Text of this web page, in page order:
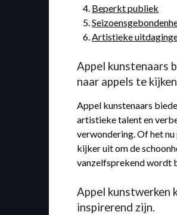
Beperkt publiek
Artistieke
Appel kunstenaars
naar appels te
Appel kunstenaars
artistieke talent en
verwondering. Of het
kijker uit om de
vanzelfsprekend wordt
Appel kunstwerken
inspirerend zijn.